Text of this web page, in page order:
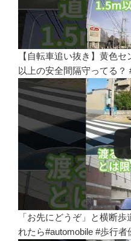
【自転車追い抜き】黄色
以上の安全間隔守ってる？
「お先にどうぞ」と横断
れたら#automobile #歩行者